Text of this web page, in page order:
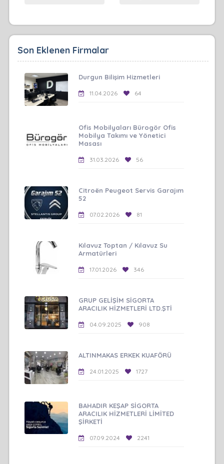
Son Eklenen Firmalar
Durgun Bilişim Hizmetleri
11.04.2026 64
Ofis Mobilyaları Bürogör Ofis
Mobilya Takımı ve Yönetici
Masası
31.03.2026 56
Citroën Peugeot Servis Garajım
52
07.02.2026 81
Kılavuz Toptan / Kılavuz Su
Armatürleri
17.01.2026 346
GRUP GELİŞİM SİGORTA
ARACILIK HİZMETLERİ LTD.ŞTİ
04.09.2025 908
ALTINMAKAS ERKEK KUAFÖRÜ
24.01.2025 1727
BAHADIR KEŞAP SİGORTA
ARACILIK HİZMETLERİ LİMİTED
ŞİRKETİ
07.09.2024 2241